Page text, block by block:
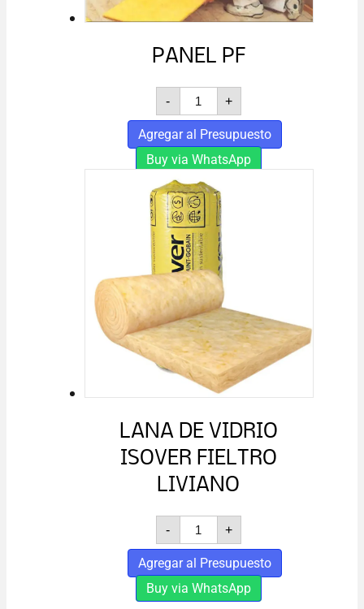
PANEL PF
-
PANEL
PF
cantidad
+
Agregar al Presupuesto
Buy via WhatsApp
LANA DE VIDRIO
ISOVER FIELTRO
LIVIANO
-
LANA
DE
VIDRIO
ISOVER
FIELTRO
LIVIANO
+
Agregar al Presupuesto
Buy via WhatsApp